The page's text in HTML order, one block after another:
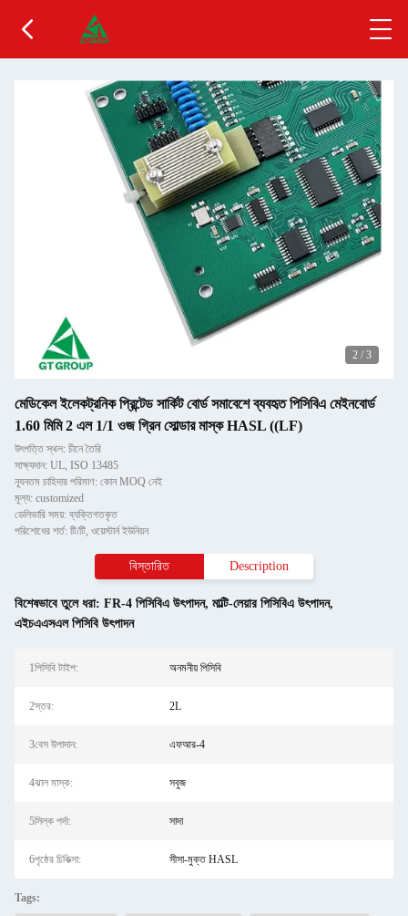
2 / 3
মেডিকেল ইলেকট্রনিক প্রিন্টেড সার্কিট বোর্ড সমাবেশে ব্যবহৃত পিসিবিএ মেইনবোর্ড
1.60 মিমি 2 এল 1/1 ওজ গ্রিন সোল্ডার মাস্ক HASL ((LF)
উৎপত্তি স্থল: চীনে তৈরি
সাক্ষ্যদান: UL, ISO 13485
ন্যূনতম চাহিদার পরিমাণ: কোন MOQ নেই
মূল্য: customized
ডেলিভারি সময়: ব্যক্তিগতকৃত
পরিশোধের শর্ত: টি/টি, ওয়েস্টার্ন ইউনিয়ন
বিস্তারিত Description
বিশেষভাবে তুলে ধরা: FR-4 পিসিবিএ উৎপাদন, মাল্টি-লেয়ার পিসিবিএ উৎপাদন,
এইচএএসএল পিসিবি উৎপাদন
1পিসিবি টাইপ: অনমনীয় পিসিবি
2স্তর: 2L
3বেস উপাদান: এফআর-4
4ঝাল মাস্ক: সবুজ
5সিল্ক পর্দা: সাদা
6পৃষ্ঠের চিকিত্সা: সীসা-মুক্ত HASL
Tags: